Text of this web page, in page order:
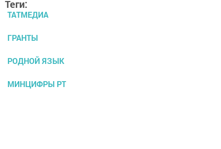
Теги:
ТАТМЕДИА
ГРАНТЫ
РОДНОЙ ЯЗЫК
МИНЦИФРЫ РТ